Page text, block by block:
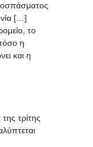
[…]
το
η
και η
τρίτης